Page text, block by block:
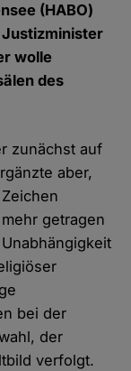
(HABO)
wolle
des
zunächst auf
aber,
getragen
bei der
der
verfolgt.